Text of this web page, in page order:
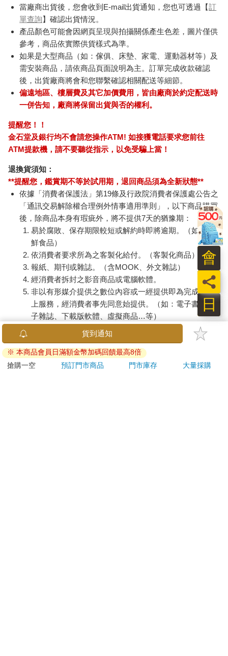
當廠商出貨後，您會收到E-mail出貨通知，您也可透過【訂
單查詢】確認出貨情況。
產品顏色可能會因網頁呈現與拍攝關係產生色差，圖片僅供
參考，商品依實際供貨樣式為準。
如果是大型商品（如：傢俱、床墊、家電、運動器材等）及
需安裝商品，請依商品頁面說明為主。訂單完成收款確認
後，出貨廠商將會和您聯繫確認相關配送等細節。
偏遠地區、樓層費及其它加價費用，皆由廠商於約定配送時
一併告知，廠商將保留出貨與否的權利。
提醒您！！
金石堂及銀行均不會請您操作ATM! 如接獲電話要求您前往
ATM提款機，請不要聽從指示，以免受騙上當！
退換貨須知：
**提醒您，鑑賞期不等於試用期，退回商品須為全新狀態**
依據「消費者保護法」第19條及行政院消費者保護處公告之
「通訊交易解除權合理例外情事適用準則」，以下商品購買
後，除商品本身有瑕疵外，將不提供7天的猶豫期：
易於腐敗、保存期限較短或解約時即將逾期。（如：生
鮮食品）
依消費者要求所為之客製化給付。（客製化商品）
報紙、期刊或雜誌。（含MOOK、外文雜誌）
經消費者拆封之影音商品或電腦軟體。
非以有形媒介提供之數位內容或一經提供即為完成之線
上服務，經消費者事先同意始提供。（如：電子書、電
子雜誌、下載版軟體、虛擬商品…等）
已拆封之個人衛生用品。（如：內衣褲、刮鬍刀、除毛
若非上列種類商品，均享有到貨7天的猶豫期（含例假
日）。
日
員
會